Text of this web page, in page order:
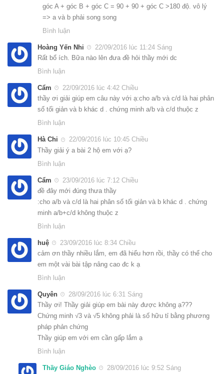
góc A + góc B + góc C = 90 + 90 + góc C >180 độ. vô lý
=> a và b phải song song
Bình luận
Hoàng Yến Nhi
22/09/2016 lúc 11:24 Sáng
Rất bổ ích. Bữa nào lên đưa đề hỏi thầy mới dc
Bình luận
Cẩm
22/09/2016 lúc 4:42 Chiều
thầy ơi giải giúp em câu này với ạ:cho a/b và c/d là hai phân
số tối giản và b khác d . chứng minh a/b và c/d thuộc z
Bình luận
Hà Chi
22/09/2016 lúc 10:45 Chiều
Thầy giải ý a bài 2 hộ em với ạ?
Bình luận
Cẩm
23/09/2016 lúc 7:12 Chiều
đề đây mới đúng thưa thầy
:cho a/b và c/d là hai phân số tối giản và b khác d . chứng
minh a/b+c/d không thuộc z
Bình luận
huệ
23/09/2016 lúc 8:34 Chiều
cảm ơn thầy nhiều lắm, em đã hiểu hơn rồi, thầy có thể cho
em một vài bài tập nâng cao đc k ạ
Bình luận
Quyên
28/09/2016 lúc 6:31 Sáng
Thầy ơi! Thầy giải giúp em bài này được không ạ???
Chứng minh √3 và √5 không phải là số hữu tỉ bằng phương
pháp phản chứng
Thầy giúp em với em cần gấp lắm ạ
Bình luận
Thầy Giáo Nghèo
28/09/2016 lúc 9:52 Sáng